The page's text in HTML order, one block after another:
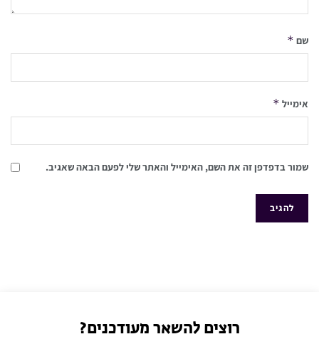
שם *
אימייל *
שמור בדפדפן זה את השם, האימייל והאתר שלי לפעם הבאה שאגיב.
רוצים להשאר מעודכנים?